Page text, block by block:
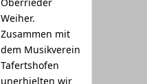
Weiher.
Zusammen mit
dem Musikverein
Tafertshofen
unerhielten wir